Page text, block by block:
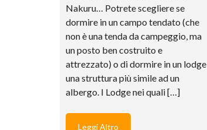
Nakuru… Potrete scegliere se
dormire in un campo tendato (che
non è una tenda da campeggio, ma
un posto ben costruito e
attrezzato) o di dormire in un lodge
una struttura più simile ad un
albergo. I Lodge nei quali […]
Leggi Altro